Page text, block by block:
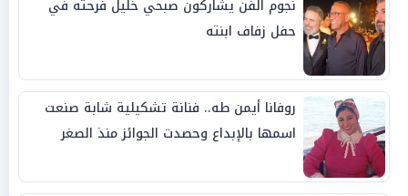
نجوم الفن يشاركون صبحي خليل فرحته في
حفل زفاف ابنته
روفانا أيمن طه.. فنانة تشكيلية شابة صنعت
اسمها بالإبداع وحصدت الجوائز منذ الصغر